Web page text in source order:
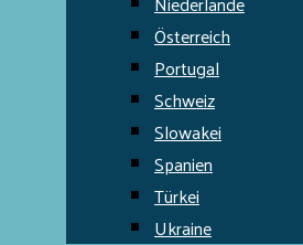
Österreich
Portugal
Schweiz
Slowakei
Spanien
Türkei
Ukraine